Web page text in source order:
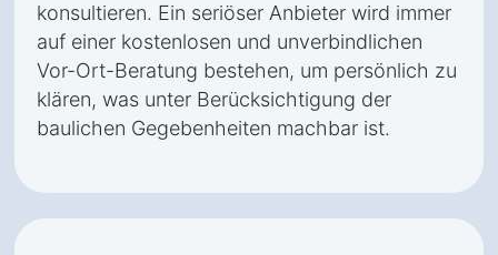
konsultieren. Ein seriöser Anbieter wird immer
auf einer kostenlosen und unverbindlichen
Vor-Ort-Beratung bestehen, um persönlich zu
klären, was unter Berücksichtigung der
baulichen Gegebenheiten machbar ist.